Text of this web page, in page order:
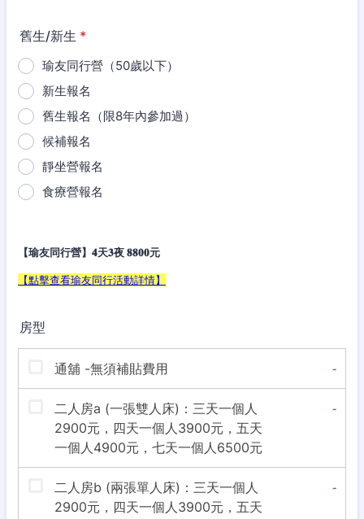
舊生/新生 *
瑜友同行營（50歲以下）
新生報名
舊生報名（限8年內參加過）
候補報名
靜坐營報名
食療營報名
【瑜友同行營】𝟒天𝟑夜 𝟖𝟖𝟎𝟎元
【點擊查看瑜友同行活動詳情】
房型